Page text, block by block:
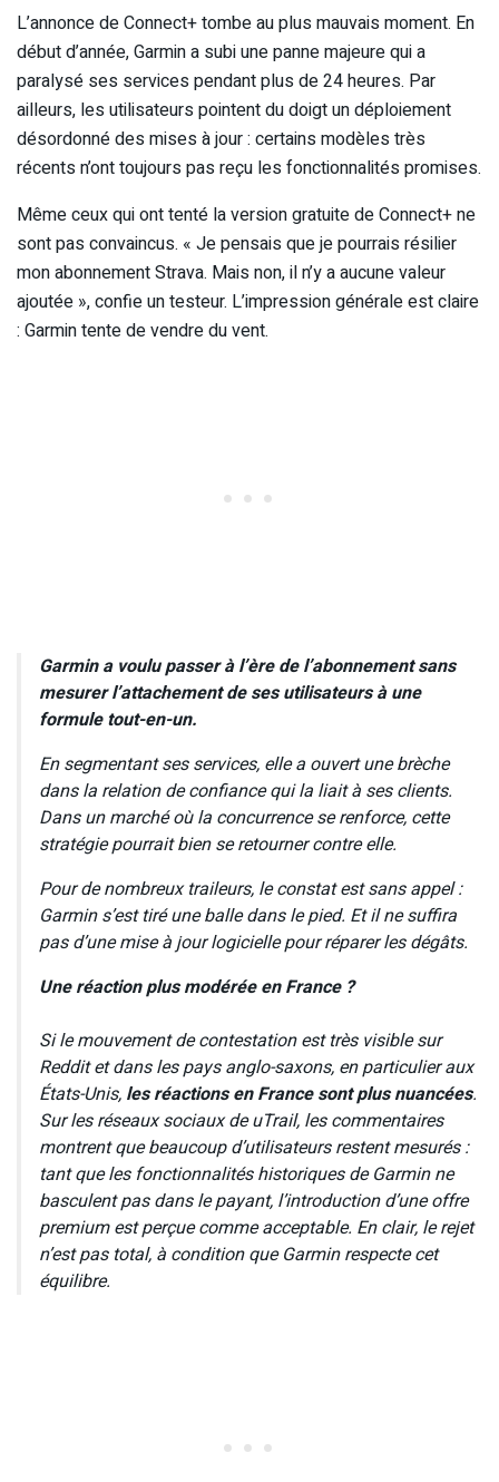
L’annonce de Connect+ tombe au plus mauvais moment. En
début d’année, Garmin a subi une panne majeure qui a
paralysé ses services pendant plus de 24 heures. Par
ailleurs, les utilisateurs pointent du doigt un déploiement
désordonné des mises à jour : certains modèles très
récents n’ont toujours pas reçu les fonctionnalités promises.
Même ceux qui ont tenté la version gratuite de Connect+ ne
sont pas convaincus. « Je pensais que je pourrais résilier
mon abonnement Strava. Mais non, il n’y a aucune valeur
ajoutée », confie un testeur. L’impression générale est claire
: Garmin tente de vendre du vent.
Garmin a voulu passer à l’ère de l’abonnement sans
mesurer l’attachement de ses utilisateurs à une
formule tout-en-un.
En segmentant ses services, elle a ouvert une brèche
dans la relation de confiance qui la liait à ses clients.
Dans un marché où la concurrence se renforce, cette
stratégie pourrait bien se retourner contre elle.
Pour de nombreux traileurs, le constat est sans appel :
Garmin s’est tiré une balle dans le pied. Et il ne suffira
pas d’une mise à jour logicielle pour réparer les dégâts.
Une réaction plus modérée en France ?
Si le mouvement de contestation est très visible sur
Reddit et dans les pays anglo-saxons, en particulier aux
États-Unis, les réactions en France sont plus nuancées.
Sur les réseaux sociaux de uTrail, les commentaires
montrent que beaucoup d’utilisateurs restent mesurés :
tant que les fonctionnalités historiques de Garmin ne
basculent pas dans le payant, l’introduction d’une offre
premium est perçue comme acceptable. En clair, le rejet
n’est pas total, à condition que Garmin respecte cet
équilibre.